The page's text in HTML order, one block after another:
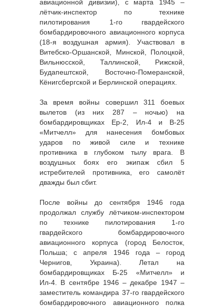
авиационной дивизии), с марта 1945 –
лётчик-инспектор по технике
пилотирования 1-го гвардейского
бомбардировочного авиационного корпуса
(18-я воздушная армия). Участвовал в
Витебско-Оршанской, Минской, Полоцкой,
Вильнюсской, Таллинской, Рижской,
Будапештской, Восточно-Померанской,
Кёнигсбергской и Берлинской операциях.
За время войны совершил 311 боевых
вылетов (из них 287 – ночью) на
бомбардировщиках Ер-2, Ил-4 и В-25
«Митчелл» для нанесения бомбовых
ударов по живой силе и технике
противника в глубоком тылу врага. В
воздушных боях его экипаж сбил 5
истребителей противника, его самолёт
дважды был сбит.
После войны до сентября 1946 года
продолжал службу лётчиком-инспектором
по технике пилотирования 1-го
гвардейского бомбардировочного
авиационного корпуса (город Белосток,
Польша; с апреля 1946 года – город
Чернигов, Украина). Летал на
бомбардировщиках Б-25 «Митчелл» и
Ил-4. В сентябре 1946 – декабре 1947 –
заместитель командира 37-го гвардейского
бомбардировочного авиационного полка